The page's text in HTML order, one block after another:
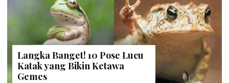
Langka Banget! 10 Pose Lucu
Katak yang Bikin Ketawa
Gemes